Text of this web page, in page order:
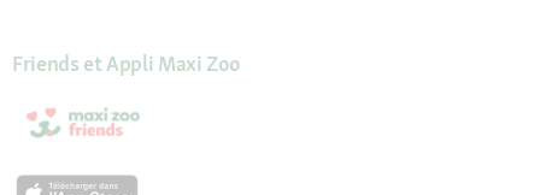
Friends et Appli Maxi Zoo